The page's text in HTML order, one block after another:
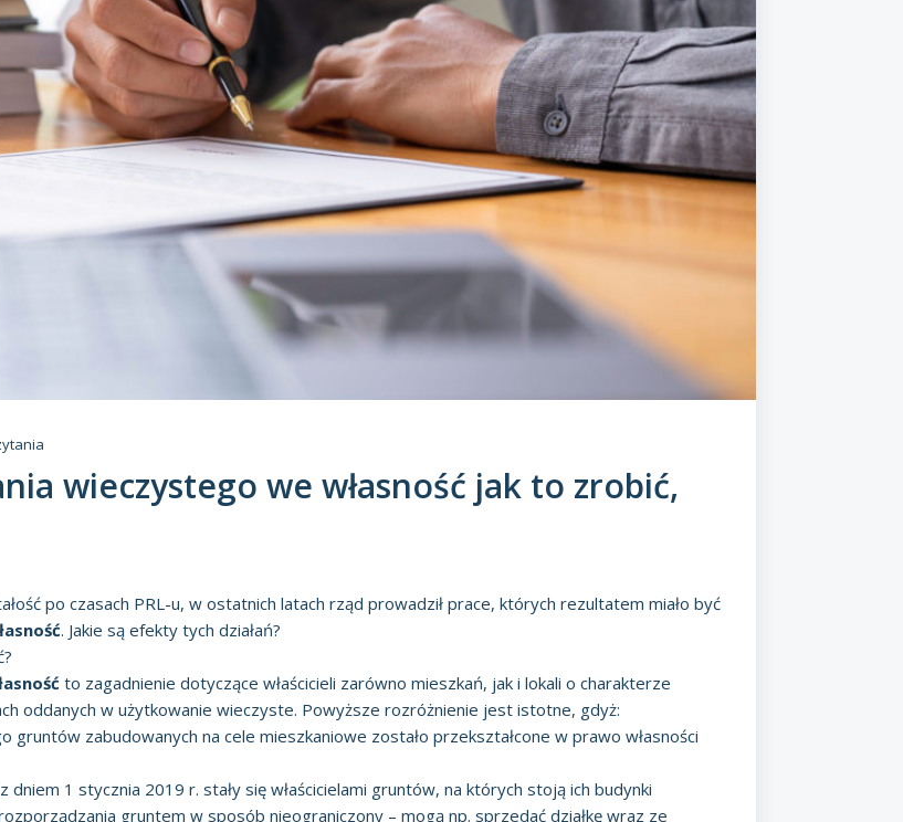
wieczystego we własność jak to zrobić,
po czasach PRL-u, w ostatnich latach rząd prowadził prace, których rezultatem miało być
. Jakie są efekty tych działań?
to zagadnienie dotyczące właścicieli zarówno mieszkań, jak i lokali o charakterze
oddanych w użytkowanie wieczyste. Powyższe rozróżnienie jest istotne, gdyż:
zabudowanych na cele mieszkaniowe zostało przekształcone w prawo własności
1 stycznia 2019 r. stały się właścicielami gruntów, na których stoją ich budynki
gruntem w sposób nieograniczony – mogą np. sprzedać działkę wraz ze